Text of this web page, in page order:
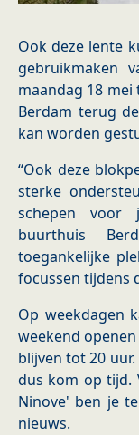
Ook deze lente
gebruikmaken
maandag 18
Berdam terug
kan worden
“Ook deze
sterke
schepen voor
buurthuis
toegankelijke
focussen tijdens
Op weekdagen
weekend
blijven tot 20
dus kom op tijd.
Ninove' ben je
nieuws.